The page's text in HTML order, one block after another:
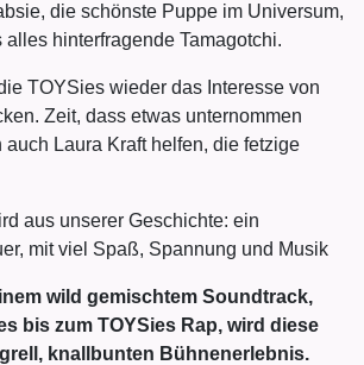
die schönste Puppe im Universum,
hinterfragende Tamagotchi.
TOYSies wieder das Interesse von
Zeit, dass etwas unternommen
Laura Kraft helfen, die fetzige
aus unserer Geschichte: ein
mit viel Spaß, Spannung und Musik
wild gemischtem Soundtrack,
bis zum TOYSies Rap, wird diese
knallbunten Bühnenerlebnis.